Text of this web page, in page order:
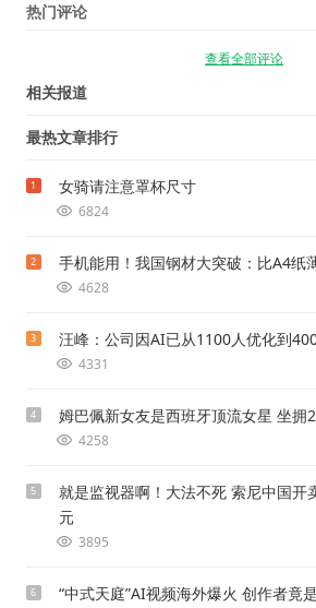
热门评论
查看全部评论
相关报道
最热文章排行
1 女骑请注意罩杯尺寸
6824
2 手机能用！我国钢材大突破：比A4纸
4628
3 汪峰：公司因AI已从1100人优化到
4331
4 姆巴佩新女友是西班牙顶流女星 坐拥
4258
5
就是监视器啊！大法不死 索尼中国开
元
3895
6 “中式天庭”AI视频海外爆火 创作者竟